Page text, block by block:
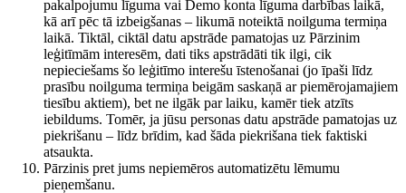
pakalpojumu līguma vai Demo konta līguma darbības laikā,
kā arī pēc tā izbeigšanas – likumā noteiktā noilguma termiņa
laikā. Tiktāl, ciktāl datu apstrāde pamatojas uz Pārzinim
leģitīmām interesēm, dati tiks apstrādāti tik ilgi, cik
nepieciešams šo leģitīmo interešu īstenošanai (jo īpaši līdz
prasību noilguma termiņa beigām saskaņā ar piemērojamajiem
tiesību aktiem), bet ne ilgāk par laiku, kamēr tiek atzīts
iebildums. Tomēr, ja jūsu personas datu apstrāde pamatojas uz
piekrišanu – līdz brīdim, kad šāda piekrišana tiek faktiski
atsaukta.
Pārzinis pret jums nepiemēros automatizētu lēmumu
pieņemšanu.